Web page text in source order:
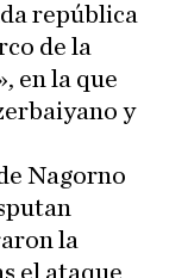
república
de la
en la que
y
Nagorno
la
el ataque